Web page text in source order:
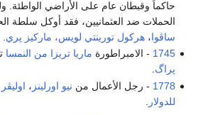
حاكماً وقبطان عام على الأراضي الواطئة.
الحملات ضد العثمانيين، فقد أوكل سلطة
ساڤوا،هركول تورينتي لويس، ماركيز پري
1745 - الامبراطورة ماريا تريزا من النمسا
پراگ.
1778 - رجل الأعمال من نيو اورلينز ،
للدولار